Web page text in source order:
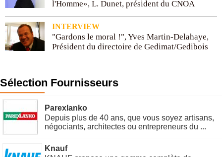
l'Homme», L. Dunet, président du CNOA
INTERVIEW
"Gardons le moral !", Yves Martin-Delahaye,
Président du directoire de Gedimat/Gedibois
Sélection Fournisseurs
Parexlanko
Depuis plus de 40 ans, que vous soyez artisans,
négociants, architectes ou entrepreneurs du ...
Knauf